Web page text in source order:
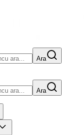
Ara
Ara